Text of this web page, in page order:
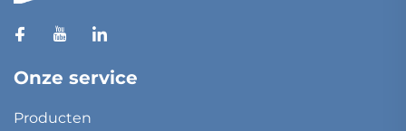
Onze service
Producten